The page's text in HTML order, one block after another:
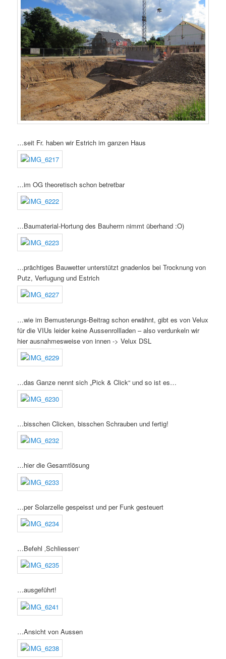
…seit Fr. haben wir Estrich im ganzen Haus
…im OG theoretisch schon betretbar
…Baumaterial-Hortung des Bauherrn nimmt überhand :O)
…prächtiges Bauwetter unterstützt gnadenlos bei Trocknung von
Putz, Verfugung und Estrich
…wie im Bemusterungs-Beitrag schon erwähnt, gibt es von Velux
für die VIUs leider keine Aussenrollladen – also verdunkeln wir
hier ausnahmesweise von innen -> Velux DSL
…das Ganze nennt sich „Pick & Click“ und so ist es…
…bisschen Clicken, bisschen Schrauben und fertig!
…hier die Gesamtlösung
…per Solarzelle gespeisst und per Funk gesteuert
…Befehl ‚Schliessen‘
…ausgeführt!
…Ansicht von Aussen